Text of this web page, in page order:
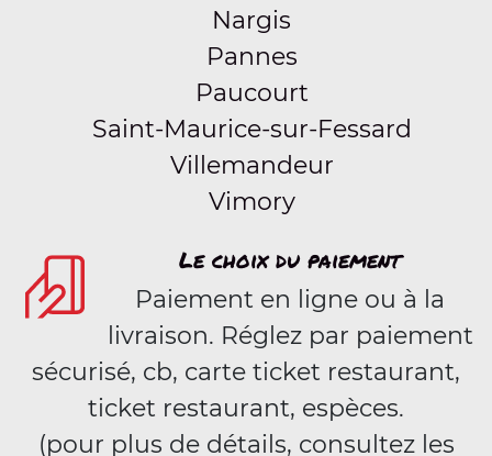
Nargis
Pannes
Paucourt
Saint-Maurice-sur-Fessard
Villemandeur
Vimory
Le choix du paiement
Paiement en ligne ou à la
livraison. Réglez par paiement
sécurisé, cb, carte ticket restaurant,
ticket restaurant, espèces.
(pour plus de détails, consultez les